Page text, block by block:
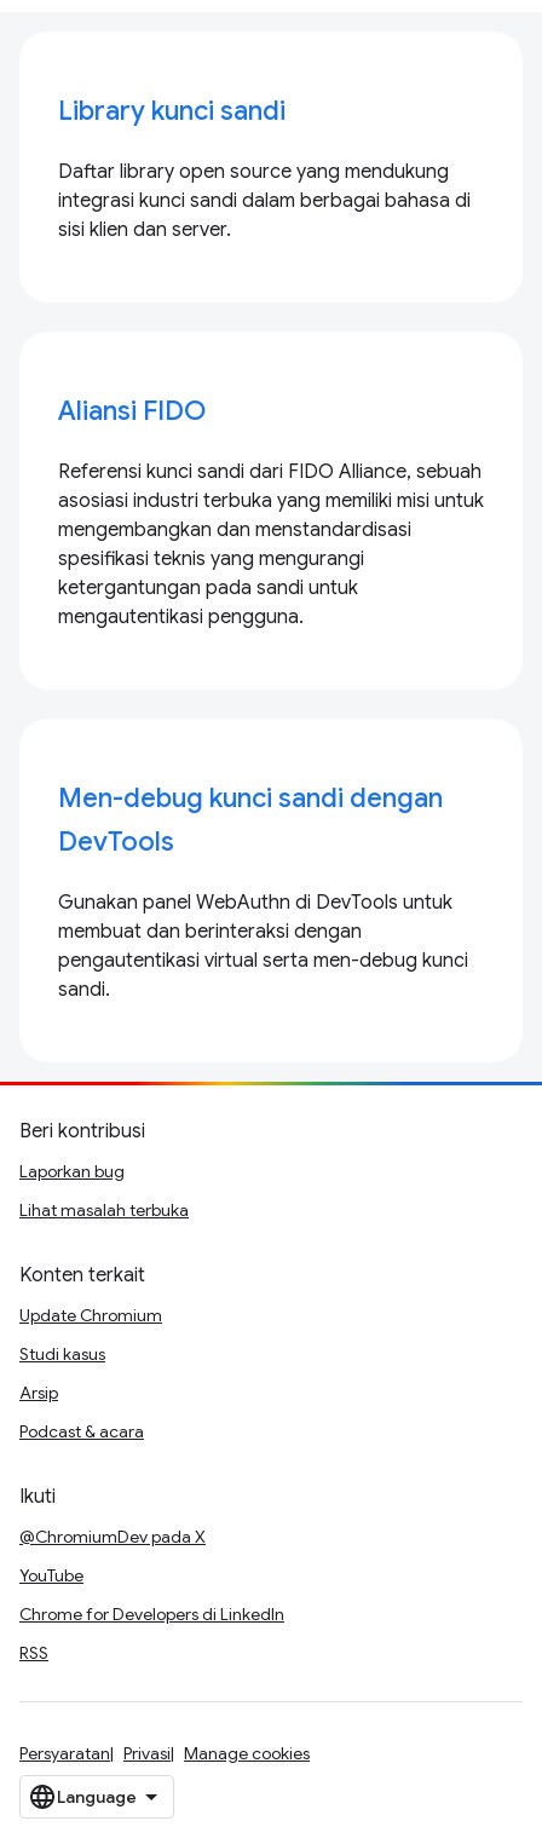
Library kunci sandi
Daftar library open source yang mendukung
integrasi kunci sandi dalam berbagai bahasa di
sisi klien dan server.
Aliansi FIDO
Referensi kunci sandi dari FIDO Alliance, sebuah
asosiasi industri terbuka yang memiliki misi untuk
mengembangkan dan menstandardisasi
spesifikasi teknis yang mengurangi
ketergantungan pada sandi untuk
mengautentikasi pengguna.
Men-debug kunci sandi dengan
DevTools
Gunakan panel WebAuthn di DevTools untuk
membuat dan berinteraksi dengan
pengautentikasi virtual serta men-debug kunci
sandi.
Beri kontribusi
Laporkan bug
Lihat masalah terbuka
Konten terkait
Update Chromium
Studi kasus
Arsip
Podcast & acara
Ikuti
@ChromiumDev pada X
YouTube
Chrome for Developers di LinkedIn
RSS
Persyaratan Privasi Manage cookies